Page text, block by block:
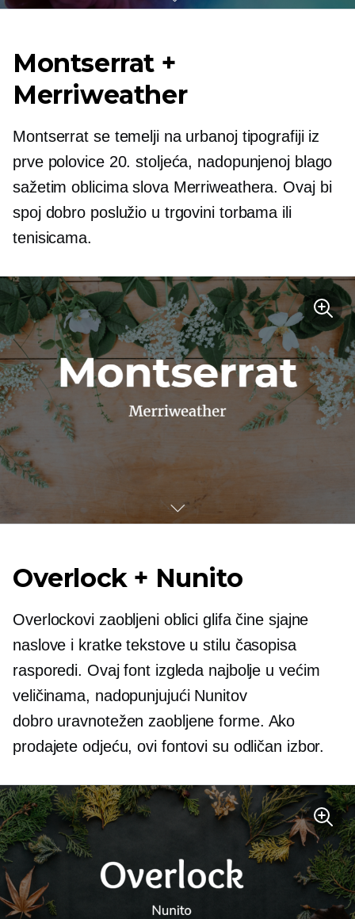
Montserrat +
Merriweather
Montserrat se temelji na urbanoj tipografiji iz
prve polovice 20. stoljeća, nadopunjenoj blago
sažetim oblicima slova Merriweathera. Ovaj bi
spoj dobro poslužio u trgovini torbama ili
tenisicama.
Overlock + Nunito
Overlockovi zaobljeni oblici glifa čine sjajne
naslove i kratke tekstove u stilu časopisa
rasporedi. Ovaj font izgleda najbolje u većim
veličinama, nadopunjujući Nunitov
dobro uravnotežen zaobljene forme. Ako
prodajete odjeću, ovi fontovi su odličan izbor.